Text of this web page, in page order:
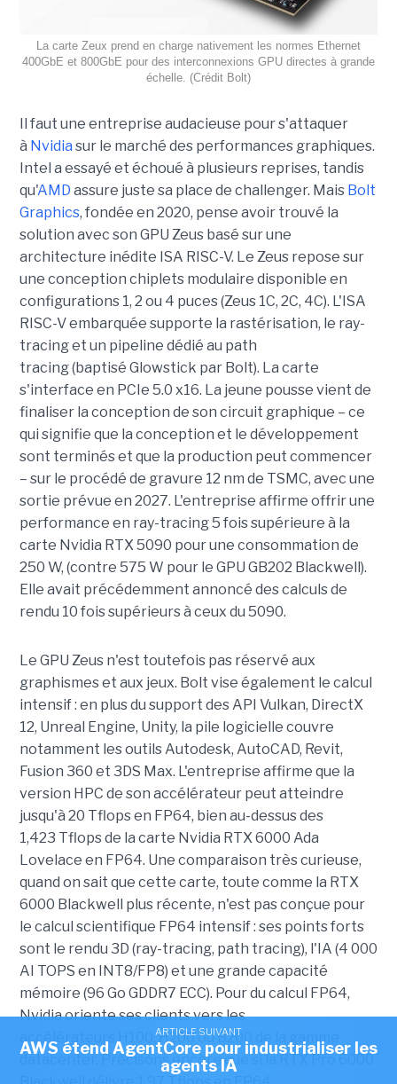
La carte Zeux prend en charge nativement les normes Ethernet
400GbE et 800GbE pour des interconnexions GPU directes à grande
échelle. (Crédit Bolt)
Il faut une entreprise audacieuse pour s'attaquer
à Nvidia sur le marché des performances graphiques.
Intel a essayé et échoué à plusieurs reprises, tandis
qu'AMD assure juste sa place de challenger. Mais Bolt
Graphics, fondée en 2020, pense avoir trouvé la
solution avec son GPU Zeus basé sur une
architecture inédite ISA RISC-V. Le Zeus repose sur
une conception chiplets modulaire disponible en
configurations 1, 2 ou 4 puces (Zeus 1C, 2C, 4C). L'ISA
RISC-V embarquée supporte la rastérisation, le ray-
tracing et un pipeline dédié au path
tracing (baptisé Glowstick par Bolt). La carte
s'interface en PCIe 5.0 x16. La jeune pousse vient de
finaliser la conception de son circuit graphique – ce
qui signifie que la conception et le développement
sont terminés et que la production peut commencer
– sur le procédé de gravure 12 nm de TSMC, avec une
sortie prévue en 2027. L'entreprise affirme offrir une
performance en ray-tracing 5 fois supérieure à la
carte Nvidia RTX 5090 pour une consommation de
250 W, (contre 575 W pour le GPU GB202 Blackwell).
Elle avait précédemment annoncé des calculs de
rendu 10 fois supérieurs à ceux du 5090.
Le GPU Zeus n'est toutefois pas réservé aux
graphismes et aux jeux. Bolt vise également le calcul
intensif : en plus du support des API Vulkan, DirectX
12, Unreal Engine, Unity, la pile logicielle couvre
notamment les outils Autodesk, AutoCAD, Revit,
Fusion 360 et 3DS Max. L'entreprise affirme que la
version HPC de son accélérateur peut atteindre
jusqu'à 20 Tflops en FP64, bien au-dessus des
1,423 Tflops de la carte Nvidia RTX 6000 Ada
Lovelace en FP64. Une comparaison très curieuse,
quand on sait que cette carte, toute comme la RTX
6000 Blackwell plus récente, n'est pas conçue pour
le calcul scientifique FP64 intensif : ses points forts
sont le rendu 3D (ray-tracing, path tracing), l'IA (4 000
AI TOPS en INT8/FP8) et une grande capacité
mémoire (96 Go GDDR7 ECC). Pour du calcul FP64,
Nvidia oriente ses clients vers les
accélérateurs H100, H200 ou B200 de la gamme
datacenter. Précisons encore que si la RTX Pro 6000
ARTICLE SUIVANT
AWS étend AgentCore pour industrialiser les
agents IA